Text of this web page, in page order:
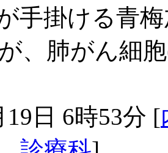
手掛ける青
、肺がん細
19日 6時53分 [